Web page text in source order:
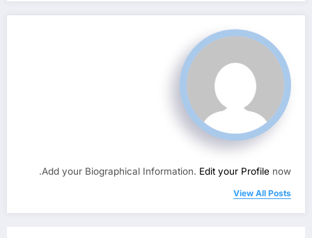
Add your Biographical Information. Edit your Profile now.
View All Posts